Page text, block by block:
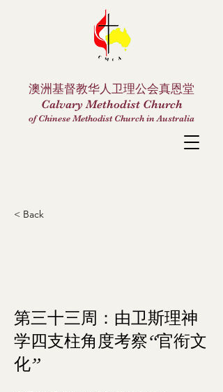
澳洲基督教华人卫理公会真恩堂
Calvary Methodist Church
of Chinese Methodist Church in Australia
< Back
第三十三周：由卫斯理神
学四支柱角度考察“官衔文
化”